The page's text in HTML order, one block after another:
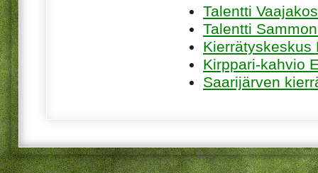
Talentti
Talentti
Kierrätyskeskus
Kirppari-kahvio
Saarijärven